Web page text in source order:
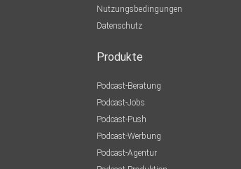
Nutzungsbedingungen
Datenschutz
Produkte
Podcast-Beratung
Podcast-Jobs
Podcast-Push
Podcast-Werbung
Podcast-Agentur